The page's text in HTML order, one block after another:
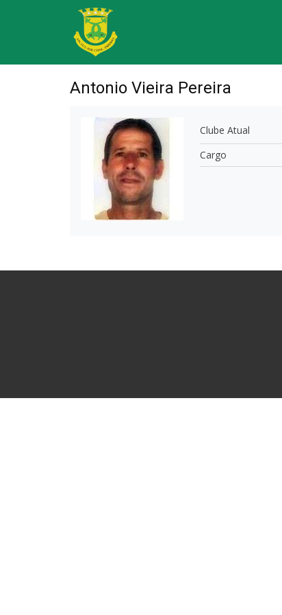
Antonio Vieira Pereira
Clube Atual
Cargo